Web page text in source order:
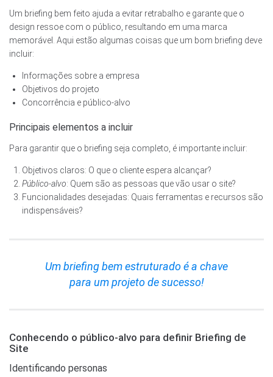
Um briefing bem feito ajuda a evitar retrabalho e garante que o
design ressoe com o público, resultando em uma marca
memorável. Aqui estão algumas coisas que um bom briefing deve
incluir:
Informações sobre a empresa
Objetivos do projeto
Concorrência e público-alvo
Principais elementos a incluir
Para garantir que o briefing seja completo, é importante incluir:
Objetivos claros: O que o cliente espera alcançar?
Público-alvo: Quem são as pessoas que vão usar o site?
Funcionalidades desejadas: Quais ferramentas e recursos são
indispensáveis?
Um briefing bem estruturado é a chave
para um projeto de sucesso!
Conhecendo o público-alvo para definir Briefing de
Site
Identificando personas